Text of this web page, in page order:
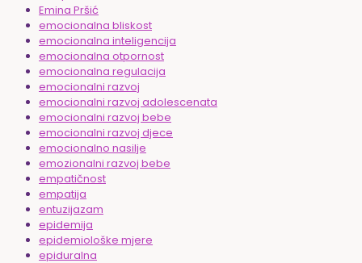
Emina Pršić
emocionalna bliskost
emocionalna inteligencija
emocionalna otpornost
emocionalna regulacija
emocionalni razvoj
emocionalni razvoj adolescenata
emocionalni razvoj bebe
emocionalni razvoj djece
emocionalno nasilje
emozionalni razvoj bebe
empatičnost
empatija
entuzijazam
epidemija
epidemiološke mjere
epiduralna